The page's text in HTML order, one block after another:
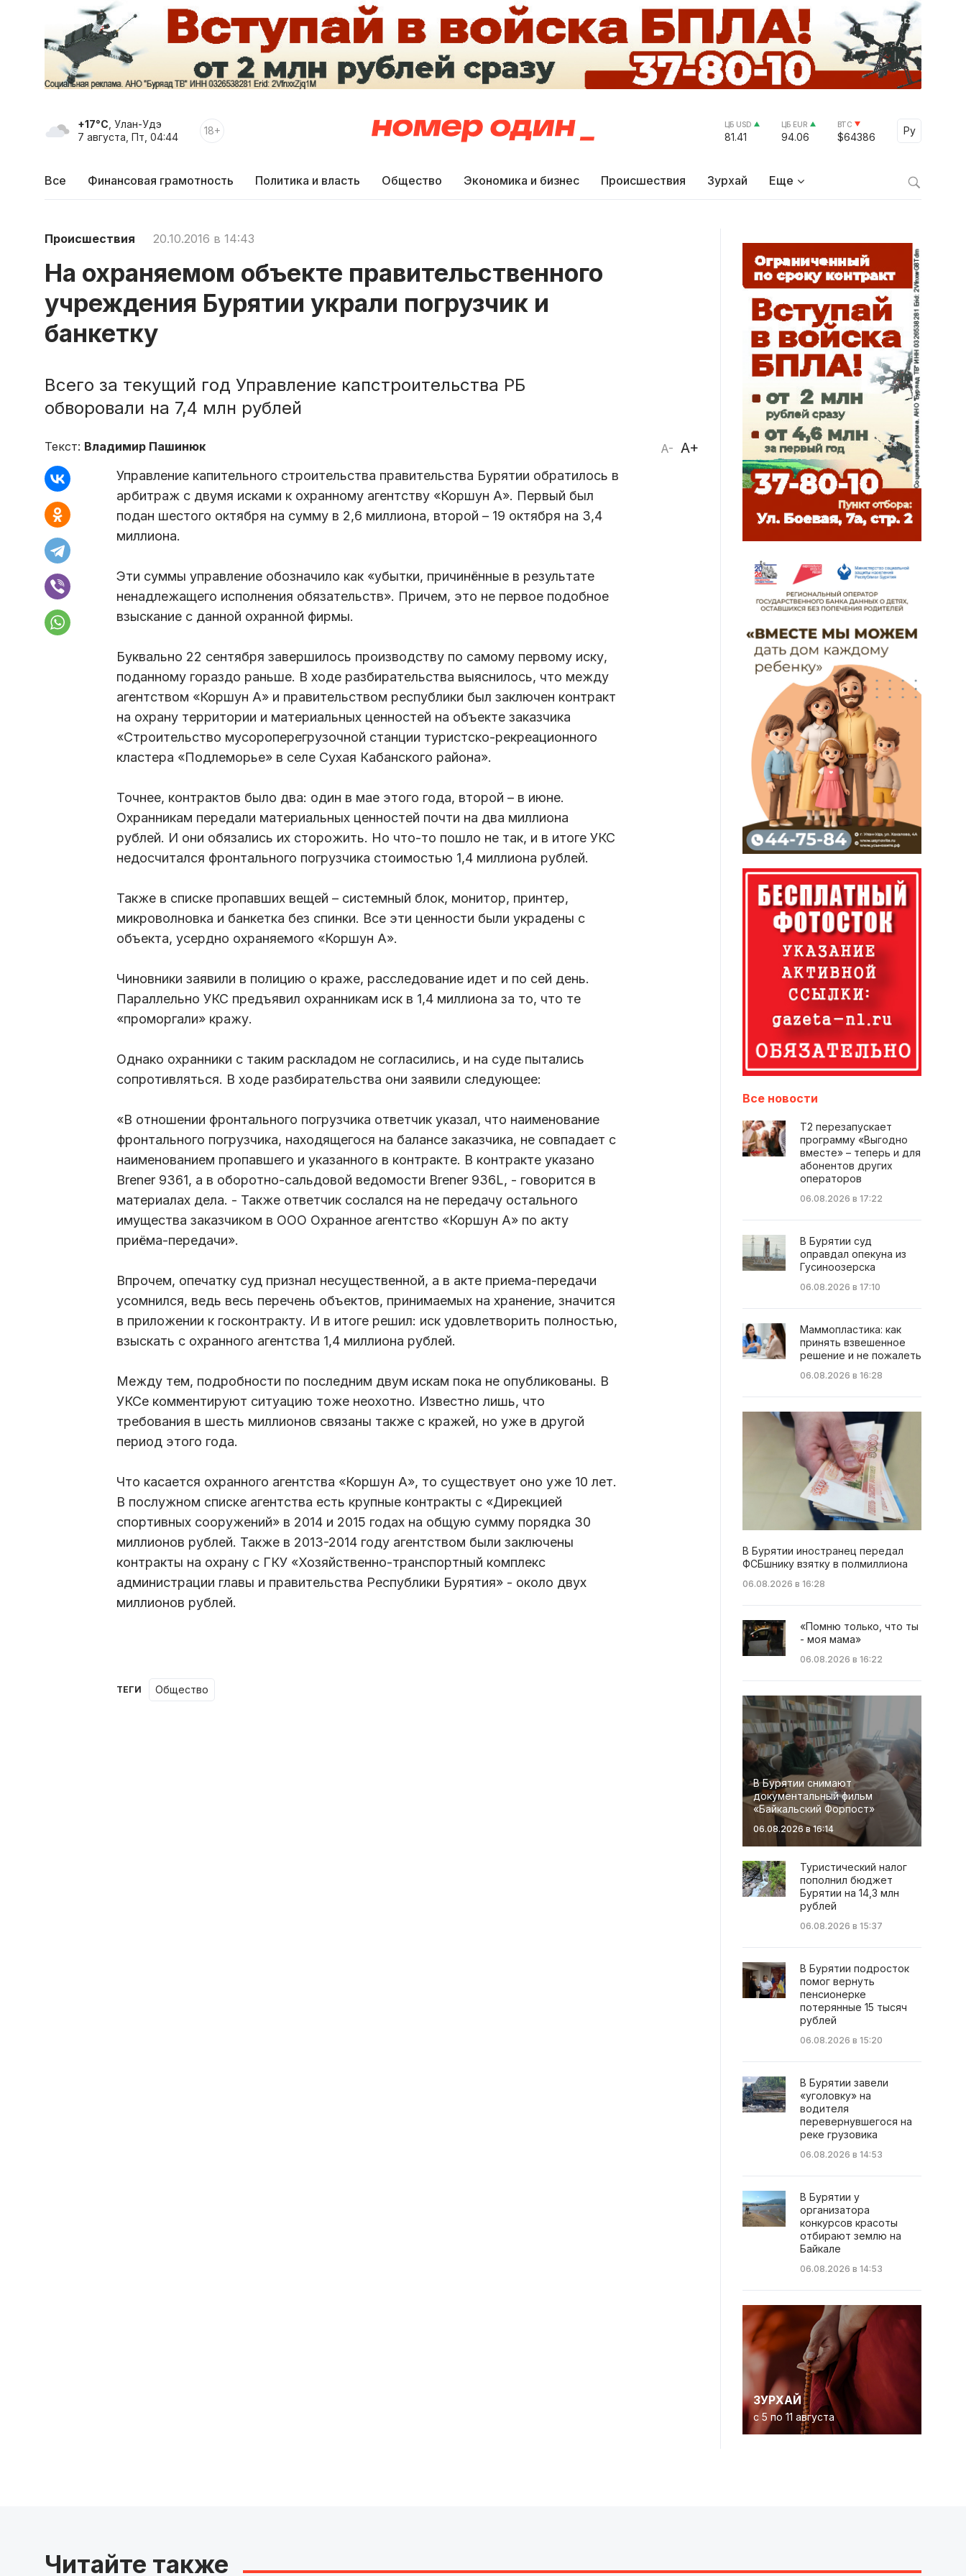
+17°C , Улан-Удэ
7 августа, Пт, 04:44
18+ ЦБ USD
81.41
ЦБ EUR
94.06
BTC
$64386
Ру
Select
Все Финансовая грамотность Политика и власть Общество Экономика и бизнес Происшествия Зурхай Еще
Происшествия 20.10.2016 в 14:43
На охраняемом объекте правительственного
учреждения Бурятии украли погрузчик и
банкетку
Всего за текущий год Управление капстроительства РБ
обворовали на 7,4 млн рублей
A- A+
Текст: Владимир Пашинюк
Управление капительного строительства правительства Бурятии обратилось в
арбитраж с двумя исками к охранному агентству «Коршун А». Первый был
подан шестого октября на сумму в 2,6 миллиона, второй – 19 октября на 3,4
миллиона.
Эти суммы управление обозначило как «убытки, причинённые в результате
ненадлежащего исполнения обязательств». Причем, это не первое подобное
взыскание с данной охранной фирмы.
Буквально 22 сентября завершилось производству по самому первому иску,
поданному гораздо раньше. В ходе разбирательства выяснилось, что между
агентством «Коршун А» и правительством республики был заключен контракт
на охрану территории и материальных ценностей на объекте заказчика
«Строительство мусороперегрузочной станции туристско-рекреационного
кластера «Подлеморье» в селе Сухая Кабанского района».
Точнее, контрактов было два: один в мае этого года, второй – в июне.
Охранникам передали материальных ценностей почти на два миллиона
рублей. И они обязались их сторожить. Но что-то пошло не так, и в итоге УКС
недосчитался фронтального погрузчика стоимостью 1,4 миллиона рублей.
Также в списке пропавших вещей – системный блок, монитор, принтер,
микроволновка и банкетка без спинки. Все эти ценности были украдены с
объекта, усердно охраняемого «Коршун А».
Чиновники заявили в полицию о краже, расследование идет и по сей день.
Параллельно УКС предъявил охранникам иск в 1,4 миллиона за то, что те
«проморгали» кражу.
Однако охранники с таким раскладом не согласились, и на суде пытались
сопротивляться. В ходе разбирательства они заявили следующее:
«В отношении фронтального погрузчика ответчик указал, что наименование
фронтального погрузчика, находящегося на балансе заказчика, не совпадает с
наименованием пропавшего и указанного в контракте. В контракте указано
Brener 9361, а в оборотно-сальдовой ведомости Brener 936L, - говорится в
материалах дела. - Также ответчик сослался на не передачу остального
имущества заказчиком в ООО Охранное агентство «Коршун А» по акту
приёма-передачи».
Впрочем, опечатку суд признал несущественной, а в акте приема-передачи
усомнился, ведь весь перечень объектов, принимаемых на хранение, значится
в приложении к госконтракту. И в итоге решил: иск удовлетворить полностью,
взыскать с охранного агентства 1,4 миллиона рублей.
Между тем, подробности по последним двум искам пока не опубликованы. В
УКСе комментируют ситуацию тоже неохотно. Известно лишь, что
требования в шесть миллионов связаны также с кражей, но уже в другой
период этого года.
Что касается охранного агентства «Коршун А», то существует оно уже 10 лет.
В послужном списке агентства есть крупные контракты с «Дирекцией
спортивных сооружений» в 2014 и 2015 годах на общую сумму порядка 30
миллионов рублей. Также в 2013-2014 году агентством были заключены
контракты на охрану с ГКУ «Хозяйственно-транспортный комплекс
администрации главы и правительства Республики Бурятия» - около двух
миллионов рублей.
ТЕГИ Общество
Все новости
Т2 перезапускает
программу «Выгодно
вместе» – теперь и для
абонентов других
операторов
06.08.2026 в 17:22
В Бурятии суд
оправдал опекуна из
Гусиноозерска
06.08.2026 в 17:10
Маммопластика: как
принять взвешенное
решение и не пожалеть
06.08.2026 в 16:28
В Бурятии иностранец передал
ФСБшнику взятку в полмиллиона
06.08.2026 в 16:28
«Помню только, что ты
- моя мама»
06.08.2026 в 16:22
В Бурятии снимают
документальный фильм
«Байкальский Форпост»
06.08.2026 в 16:14
Туристический налог
пополнил бюджет
Бурятии на 14,3 млн
рублей
06.08.2026 в 15:37
В Бурятии подросток
помог вернуть
пенсионерке
потерянные 15 тысяч
рублей
06.08.2026 в 15:20
В Бурятии завели
«уголовку» на
водителя
перевернувшегося на
реке грузовика
06.08.2026 в 14:53
В Бурятии у
организатора
конкурсов красоты
отбирают землю на
Байкале
06.08.2026 в 14:53
ЗУРХАЙ
с 5 по 11 августа
Читайте также